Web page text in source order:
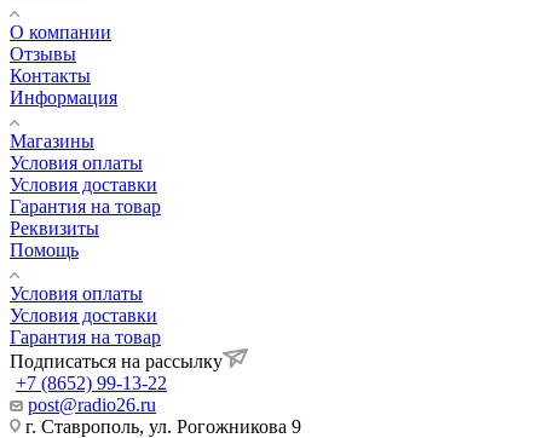
О компании
Отзывы
Контакты
Информация
Магазины
Условия оплаты
Условия доставки
Гарантия на товар
Реквизиты
Помощь
Условия оплаты
Условия доставки
Гарантия на товар
Подписаться на рассылку
+7 (8652) 99-13-22
post@radio26.ru
г. Ставрополь, ул. Рогожникова 9